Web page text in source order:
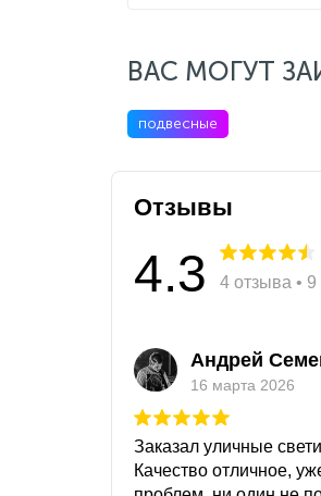
ВАС МОГУТ
подвесные
Отзывы
4.3 4 отзыва •
Андрей
16 марта 2026
Заказал уличные
Качество отличное,